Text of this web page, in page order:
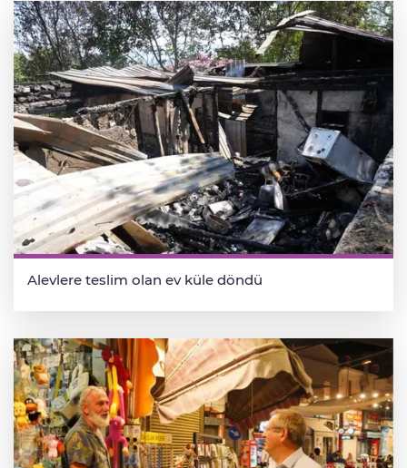
Alevlere teslim olan ev küle döndü